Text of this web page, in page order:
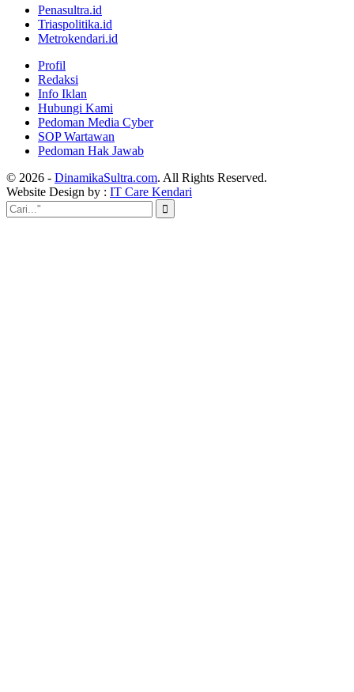
Penasultra.id
Triaspolitika.id
Metrokendari.id
Profil
Redaksi
Info Iklan
Hubungi Kami
Pedoman Media Cyber
SOP Wartawan
Pedoman Hak Jawab
© 2026 - DinamikaSultra.com. All Rights Reserved.
Website Design by : IT Care Kendari